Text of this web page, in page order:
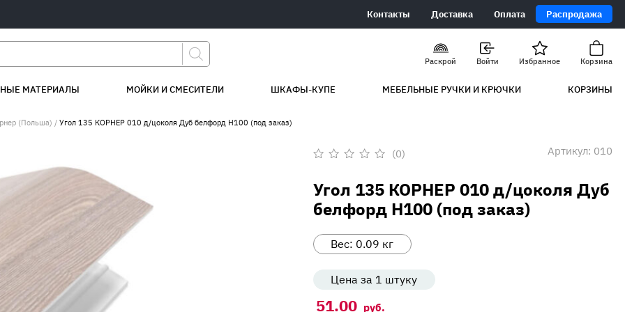
Контакты Доставка Оплата Распродажа
Раскрой Войти Избранное Корзина
МАТЕРИАЛЫ МОЙКИ И СМЕСИТЕЛИ ШКАФЫ-КУПЕ МЕБЕЛЬНЫЕ РУЧКИ И КРЮЧКИ КОРЗИНЫ
(Польша) / Угол 135 КОРНЕР 010 д/цоколя Дуб белфорд Н100 (под заказ)
Артикул: 010
из
5
(0)
Угол 135 КОРНЕР 010 д/цоколя Дуб
белфорд Н100 (под заказ)
Вес: 0.09 кг
Цена за 1 штуку
51.00 руб.